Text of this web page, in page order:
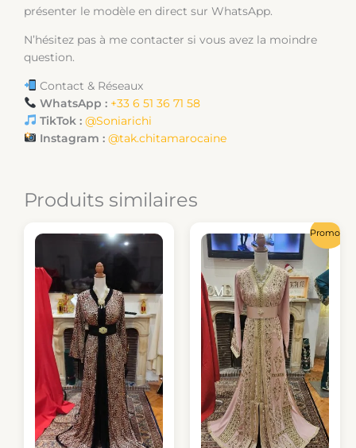
présenter le modèle en direct sur WhatsApp.
N’hésitez pas à me contacter si vous avez la moindre
question.
Contact & Réseaux
WhatsApp : +33 6 51 36 71 58
TikTok : @Soniarichi
Instagram : @tak.chitamarocaine
Produits similaires
Promo !
Le
prix
initial
était :
150,00 €.
Le
prix
est :